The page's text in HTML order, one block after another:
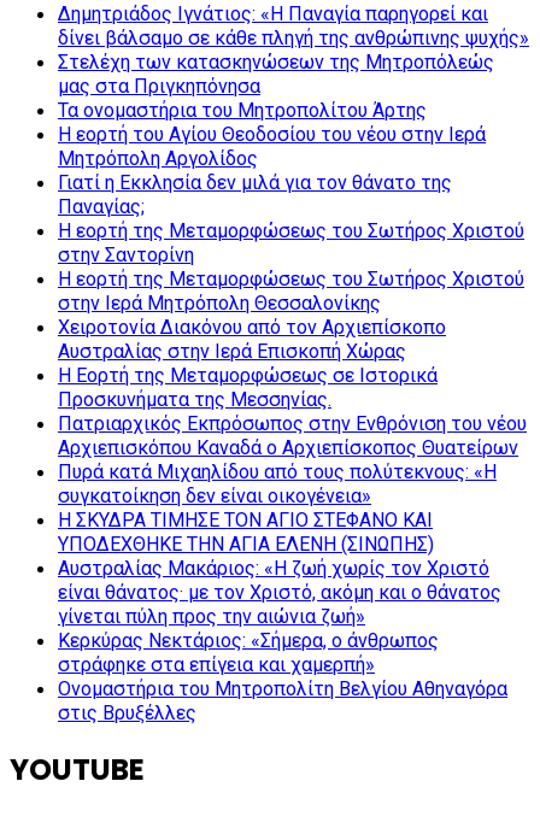
Δημητριάδος Ιγνάτιος: «Η Παναγία παρηγορεί και
δίνει βάλσαμο σε κάθε πληγή της ανθρώπινης ψυχής»
Στελέχη των κατασκηνώσεων της Μητροπόλεώς
μας στα Πριγκηπόνησα
Τα ονομαστήρια του Μητροπολίτου Άρτης
Η εορτή του Αγίου Θεοδοσίου του νέου στην Ιερά
Μητρόπολη Αργολίδος
Γιατί η Εκκλησία δεν μιλά για τον θάνατο της
Παναγίας;
Η εορτή της Μεταμορφώσεως του Σωτήρος Χριστού
στην Σαντορίνη
Η εορτή της Μεταμορφώσεως του Σωτήρος Χριστού
στην Ιερά Μητρόπολη Θεσσαλονίκης
Χειροτονία Διακόνου από τον Αρχιεπίσκοπο
Αυστραλίας στην Ιερά Επισκοπή Χώρας
Η Εορτή της Μεταμορφώσεως σε Ιστορικά
Προσκυνήματα της Μεσσηνίας.
Πατριαρχικός Εκπρόσωπος στην Ενθρόνιση του νέου
Αρχιεπισκόπου Καναδά ο Αρχιεπίσκοπος Θυατείρων
Πυρά κατά Μιχαηλίδου από τους πολύτεκνους: «Η
συγκατοίκηση δεν είναι οικογένεια»
Η ΣΚΥΔΡΑ ΤΙΜΗΣΕ ΤΟΝ ΑΓΙΟ ΣΤΕΦΑΝΟ ΚΑΙ
ΥΠΟΔΕΧΘΗΚΕ ΤΗΝ ΑΓΙΑ ΕΛΕΝΗ (ΣΙΝΩΠΗΣ)
Αυστραλίας Μακάριος: «Η ζωή χωρίς τον Χριστό
είναι θάνατος· με τον Χριστό, ακόμη και ο θάνατος
γίνεται πύλη προς την αιώνια ζωή»
Κερκύρας Νεκτάριος: «Σήμερα, ο άνθρωπος
στράφηκε στα επίγεια και χαμερπή»
Ονομαστήρια του Μητροπολίτη Βελγίου Αθηναγόρα
στις Βρυξέλλες
YOUTUBE